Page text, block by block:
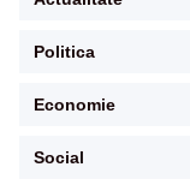
Politica
Economie
Social